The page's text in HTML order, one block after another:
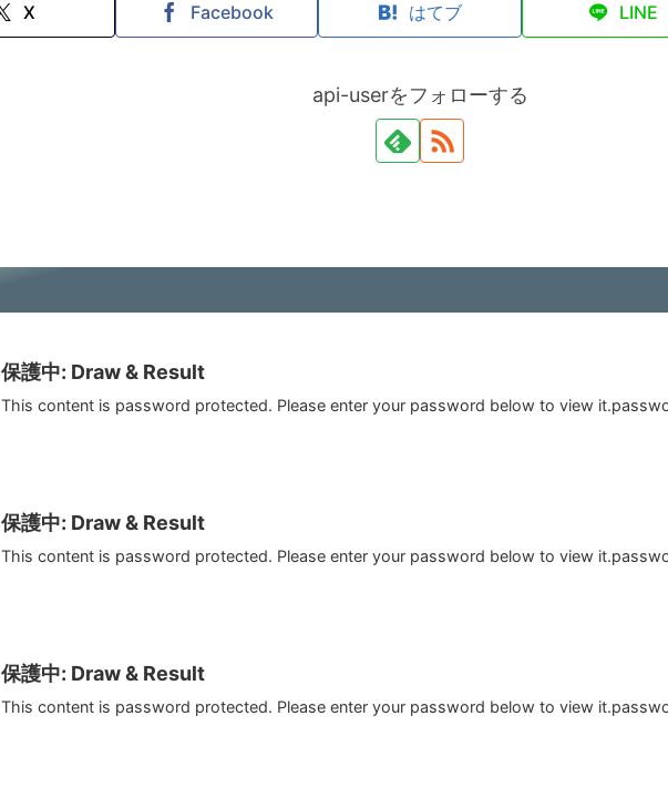
X Facebook はてブ LINE
api-userをフォローする
保護中: Draw & Result
This content is password protected. Please enter your password below to view
保護中: Draw & Result
This content is password protected. Please enter your password below to view
保護中: Draw & Result
This content is password protected. Please enter your password below to view